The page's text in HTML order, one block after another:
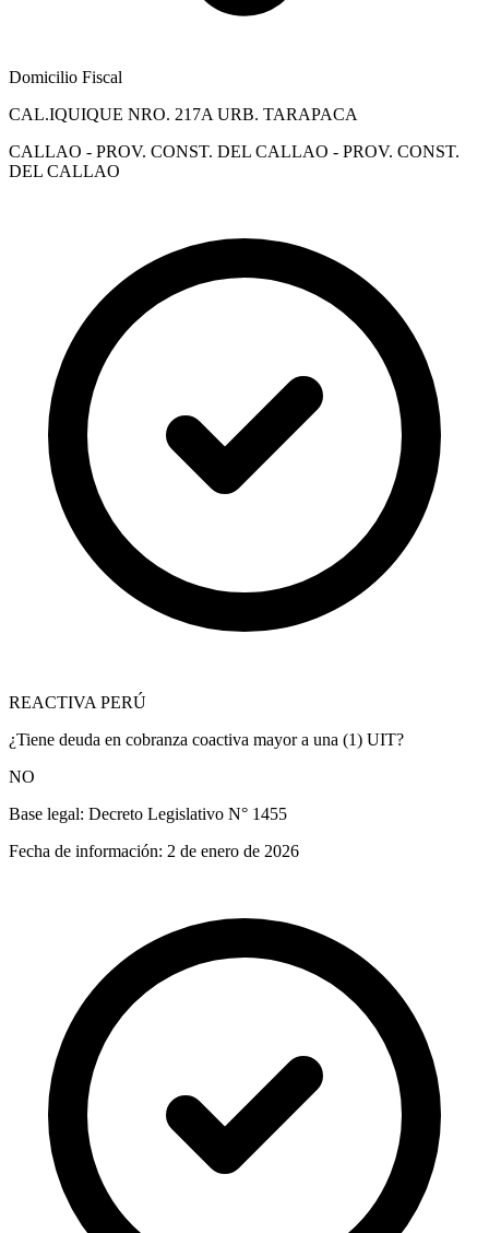
Domicilio Fiscal
CAL.IQUIQUE NRO. 217A URB. TARAPACA
CALLAO - PROV. CONST. DEL CALLAO - PROV. CONST.
DEL CALLAO
REACTIVA PERÚ
¿Tiene deuda en cobranza coactiva mayor a una (1) UIT?
NO
Base legal: Decreto Legislativo N° 1455
Fecha de información: 2 de enero de 2026